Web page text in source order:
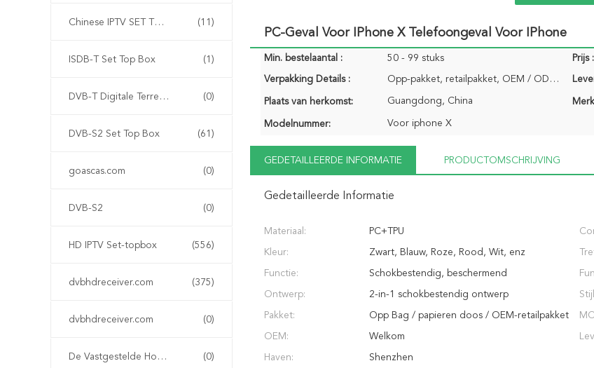
Chinese IPTV SET TOP BOX (11)
ISDB-T Set Top Box (1)
DVB-T Digitale Terrestriële Ontvanger (0)
DVB-S2 Set Top Box (61)
goascas.com (0)
DVB-S2 (0)
HD IPTV Set-topbox (556)
dvbhdreceiver.com (375)
dvbhdreceiver.com (0)
De Vastgestelde Hoogste Doos van IPTV (0)
PC-Geval Voor IPhone X Telefoongeval Voor IPhone
Min. bestelaantal : 50 - 99 stuks Prijs :
Verpakking Details : Opp-pakket, retailpakket, OEM / ODM-retailpakket zijn allemaal beschikbaar Kartongrootte 53 * 42 * 4
Plaats van herkomst: Guangdong, China
Modelnummer: Voor iphone X
GEDETAILLEERDE INFORMATIE PRODUCTOMSCHRIJVING
Gedetailleerde Informatie
Materiaal: PC+TPU
Kleur: Zwart, Blauw, Roze, Rood, Wit, enz
Functie: Schokbestendig, beschermend
Ontwerp: 2-in-1 schokbestendig ontwerp
Pakket: Opp Bag / papieren doos / OEM-retailpakket
OEM: Welkom
Haven: Shenzhen